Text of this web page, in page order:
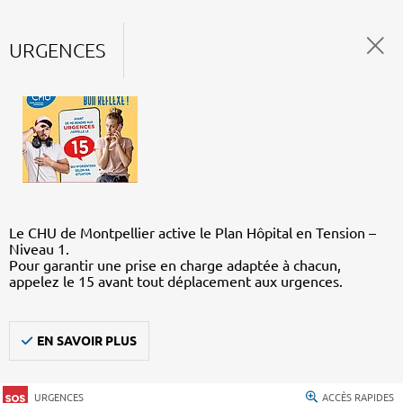
URGENCES
Le CHU de Montpellier active le Plan Hôpital en Tension –
Niveau 1.
Pour garantir une prise en charge adaptée à chacun,
appelez le 15 avant tout déplacement aux urgences.
EN SAVOIR PLUS
URGENCES ACCÈS RAPIDES